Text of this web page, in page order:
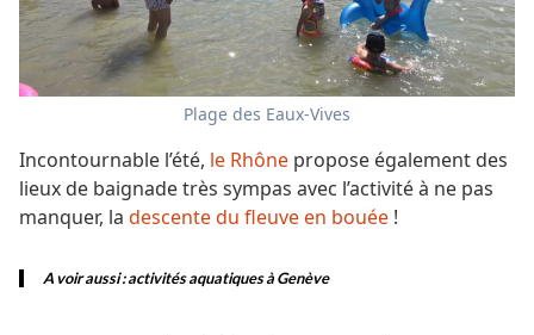
Plage des Eaux-Vives
Incontournable l’été, le Rhône propose également des
lieux de baignade très sympas avec l’activité à ne pas
manquer, la descente du fleuve en bouée !
A voir aussi :activités aquatiques à Genève